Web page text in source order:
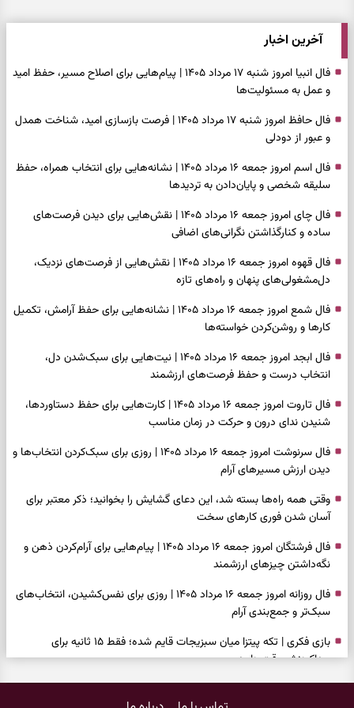
آخرین اخبار
و عمل به مسئولیت‌ها
و عبور از دودلی
فال اسم امروز جمعه ۱۶ مرداد ۱۴۰۵ | نشانه‌هایی برای انتخاب همراه، حفظ
سلیقه شخصی و پایان‌دادن به تردیدها
ساده و کنارگذاشتن نگرانی‌های اضافی
دل‌مشغولی‌های پنهان و راه‌های تازه
فال شمع امروز جمعه ۱۶ مرداد ۱۴۰۵ | نشانه‌هایی برای حفظ آرامش، تکمیل
کارها و روشن‌کردن خواسته‌ها
فال ابجد امروز جمعه ۱۶ مرداد ۱۴۰۵ | نیت‌هایی برای سبک‌شدن دل،
انتخاب درست و حفظ فرصت‌های ارزشمند
شنیدن ندای درون و حرکت در زمان مناسب
دیدن ارزش مسیرهای آرام
وقتی همه راه‌ها بسته شد، این دعای گشایش را بخوانید؛ ذکر معتبر برای
آسان شدن فوری کارهای سخت
نگه‌داشتن چیزهای ارزشمند
سبک‌تر و جمع‌بندی آرام